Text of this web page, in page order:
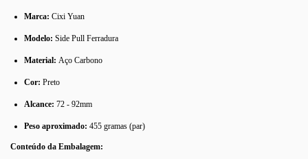
Marca: Cixi Yuan
Modelo: Side Pull Ferradura
Material: Aço Carbono
Cor: Preto
Alcance: 72 - 92mm
Peso aproximado: 455 gramas (par)
Conteúdo da Embalagem: